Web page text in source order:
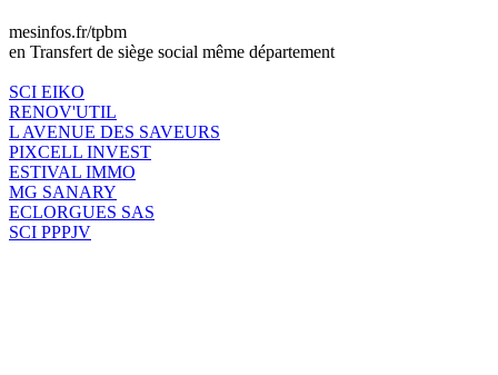
mesinfos.fr/tpbm
en Transfert de siège social même département
SCI EIKO
RENOV'UTIL
L AVENUE DES SAVEURS
PIXCELL INVEST
ESTIVAL IMMO
MG SANARY
ECLORGUES SAS
SCI PPPJV